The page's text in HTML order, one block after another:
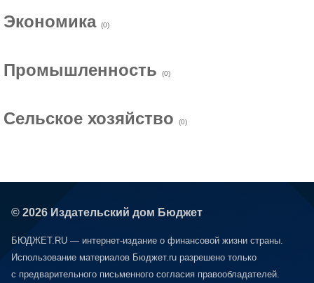
Экономика (0)
Промышленность (0)
Сельское хозяйство (0)
© 2026 Издательский дом Бюджет
БЮДЖЕТ.RU — интернет-издание о финансовой жизни страны.
Использование материалов Бюджет.ru разрешено только
с предварительного письменного согласия правообладателей.